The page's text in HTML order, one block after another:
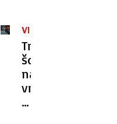
VRH
NATA
Trumpov
šov
na
vrhu
evropskega